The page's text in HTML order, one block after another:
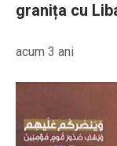
granița cu
acum 3 ani